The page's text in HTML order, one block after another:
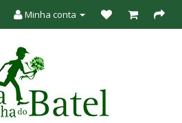
Minha conta